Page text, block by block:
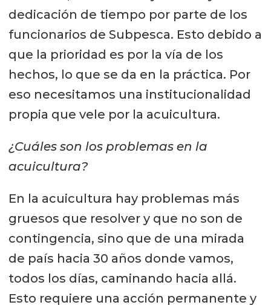
dedicación de tiempo por parte de los
funcionarios de Subpesca. Esto debido a
que la prioridad es por la vía de los
hechos, lo que se da en la práctica. Por
eso necesitamos una institucionalidad
propia que vele por la acuicultura.
¿Cuáles son los problemas en la
acuicultura?
En la acuicultura hay problemas más
gruesos que resolver y que no son de
contingencia, sino que de una mirada
de país hacia 30 años donde vamos,
todos los días, caminando hacia allá.
Esto requiere una acción permanente y